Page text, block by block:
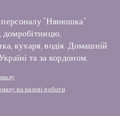
"Нянюшка"
кухаря, водія. Домашній
та за кордоном.
на разові роботи